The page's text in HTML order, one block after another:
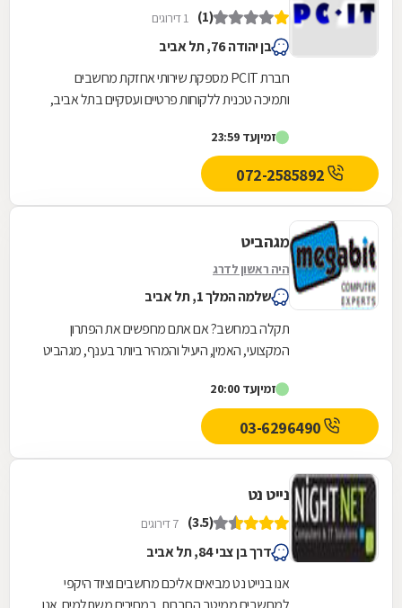
(1) 1 דירוגים
בן יהודה 76, תל אביב
חברת PCIT מספקת שירותי אחזקת מחשבים
ותמיכה טכנית ללקוחות פרטיים ועסקיים בתל אביב,
שירותי תמיכה...
זמיןעד 23:59
מגהביט
היה ראשון לדרג
שלמה המלך 1, תל אביב
תקלה במחשב? אם אתם מחפשים את הפתרון
המקצועי, האמין, היעיל והמהיר ביותר בענף, מגהביט
לרשותכם קשת...
זמיןעד 20:00
03-6296490
נייט נט
(3.5) 7 דירוגים
דרך בן צבי 84, תל אביב
אנו בנייט נט מביאים אליכם מחשבים וציוד היקפי